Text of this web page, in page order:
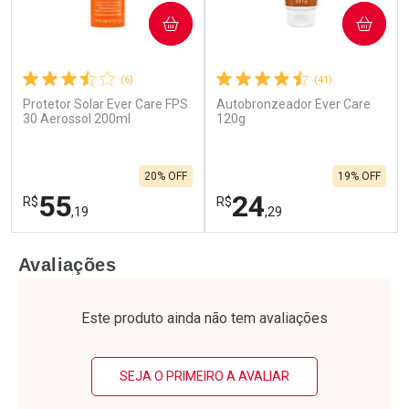
(6)
Protetor Solar Ever Care FPS
30 Aerossol 200ml
R$55,19
20% OFF
COMPRAR
Laboratório
Por Menos
(41)
Autobronzeador Ever Care
120g
R$24,29
19% OFF
COMPRAR
Laboratório
Por Menos
Avaliações
Este produto ainda não tem avaliações
SEJA O PRIMEIRO A AVALIAR